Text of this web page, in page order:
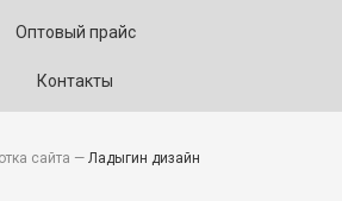
Оптовый прайс
Контакты
сайта — Ладыгин дизайн